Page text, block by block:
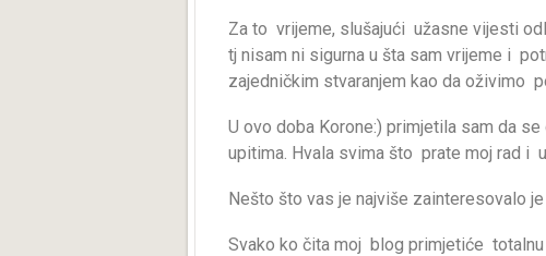
Za to vrijeme, slušajući užasne vijesti
tj nisam ni sigurna u šta sam vrijeme i
zajedničkim stvaranjem kao da oživimo
U ovo doba Korone:) primjetila sam da
upitima. Hvala svima što prate moj rad i
Nešto što vas je najviše zainteresovalo
Svako ko čita moj blog primjetiće